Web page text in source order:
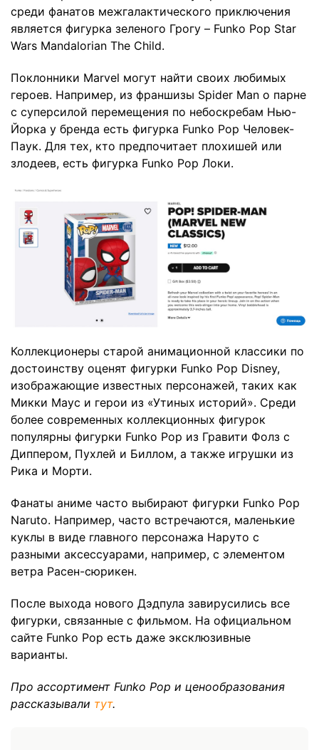
среди фанатов межгалактического приключения
является фигурка зеленого Грогу – Funko Pop Star
Wars Mandalorian The Child.
Поклонники Marvel могут найти своих любимых
героев. Например, из франшизы Spider Man о парне
с суперсилой перемещения по небоскребам Нью-
Йорка у бренда есть фигурка Funko Pop Человек-
Паук. Для тех, кто предпочитает плохишей или
злодеев, есть фигурка Funko Pop Локи.
Коллекционеры старой анимационной классики по
достоинству оценят фигурки Funko Pop Disney,
изображающие известных персонажей, таких как
Микки Маус и герои из «Утиных историй». Среди
более современных коллекционных фигурок
популярны фигурки Funko Pop из Гравити Фолз с
Диппером, Пухлей и Биллом, а также игрушки из
Рика и Морти.
Фанаты аниме часто выбирают фигурки Funko Pop
Naruto. Например, часто встречаются, маленькие
куклы в виде главного персонажа Наруто с
разными аксессуарами, например, с элементом
ветра Расен-сюрикен.
После выхода нового Дэдпула завирусились все
фигурки, связанные с фильмом. На официальном
сайте Funko Pop есть даже эксклюзивные
варианты.
Про ассортимент Funko Pop и ценообразования
рассказывали тут.